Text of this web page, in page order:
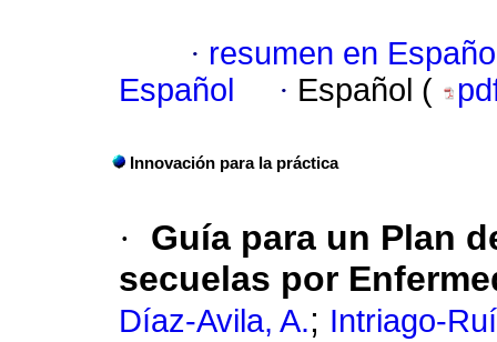
· resumen en
Español
· Español (
Innovación para la práctica
·
Guía para un Plan
secuelas por
Díaz-Avila, A.; Intriago-